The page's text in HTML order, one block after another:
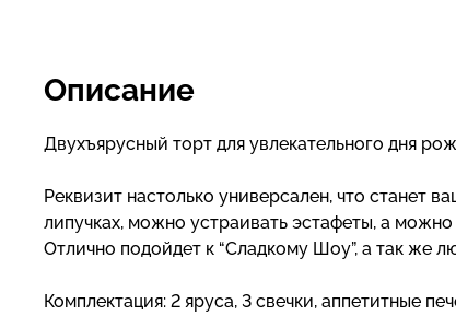
Описание
Двухъярусный торт для увлекательного дня
Реквизит настолько универсален, что станет
липучках, можно устраивать эстафеты, а
Отлично подойдет к “Сладкому Шоу”, а так же
Комплектация: 2 яруса, 3 свечки, аппетитные